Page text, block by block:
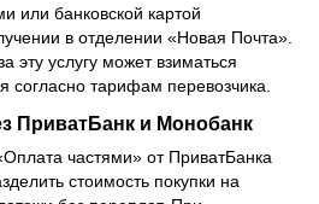
или банковской картой
в отделении «Новая Почта».
эту услугу может взиматься
согласно тарифам перевозчика.
ПриватБанк и Монобанк
частями» от ПриватБанка
стоимость покупки на